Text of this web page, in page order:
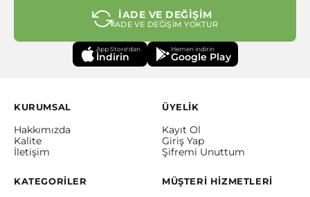
İADE VE DEĞİŞİM
İADE VE DEĞİŞİM YOKTUR
App Store'dan
İndirin
Hemen indirin
Google Play
KURUMSAL
Hakkımızda
Kalite
İletişim
ÜYELİK
Kayıt Ol
Giriş Yap
Şifremi Unuttum
KATEGORİLER MÜŞTERİ HİZMETLERİ